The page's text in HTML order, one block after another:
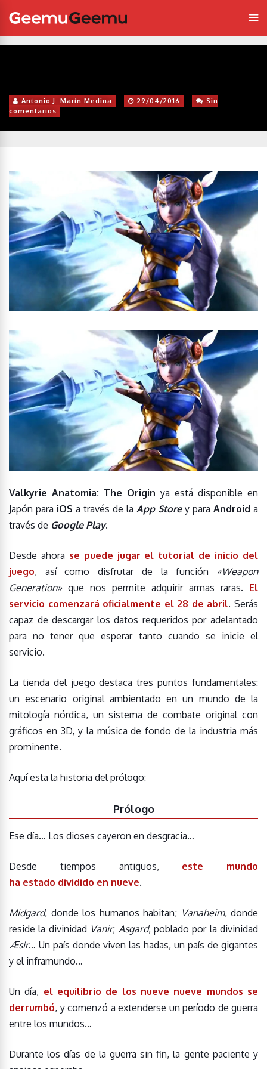
Antonio J. Marín Medina 29/04/2016
Sin
comentarios
Valkyrie Anatomia: The Origin ya está disponible en
Japón para iOS a través de la App Storey para Android a
través de Google Play.
Desde ahora se puede jugar el tutorial de inicio del
juego, así como disfrutar de la función «Weapon
Generation» que nos permite adquirir armas raras. El
servicio comenzará oficialmente el 28 de abril. Serás
capaz de descargar los datos requeridos por adelantado
para no tener que esperar tanto cuando se inicie el
servicio.
La tienda del juego destaca tres puntos fundamentales:
un escenario original ambientado en un mundo de la
mitología nórdica, un sistema de combate original con
gráficos en 3D, y la música de fondo de la industria más
prominente.
Aquí esta la historia del prólogo:
Prólogo
Ese día… Los dioses cayeron en desgracia…
Desde tiempos antiguos, este mundo
ha estado dividido en nueve.
Midgard, donde los humanos habitan; Vanaheim, donde
reside la divinidad Vanir; Asgard, poblado por la divinidad
Æsir… Un país donde viven las hadas, un país de gigantes
y el inframundo…
Un día, el equilibrio de los nueve nueve mundos se
derrumbó, y comenzó a extenderse un período de guerra
entre los mundos…
Durante los días de la guerra sin fin, la gente paciente y